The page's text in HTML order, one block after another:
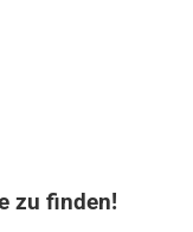
zu finden!